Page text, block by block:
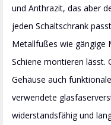
und Anthrazit, das aber
jeden Schaltschrank
Metallfußes wie gängige
Schiene montieren lässt.
Gehäuse auch
verwendete
widerstandsfähig und